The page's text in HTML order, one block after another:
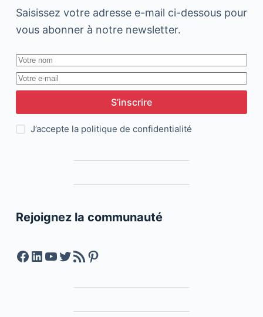
Saisissez votre adresse e-mail ci-dessous pour
vous abonner à notre newsletter.
S’inscrire
J’accepte la politique de confidentialité
Rejoignez la communauté
Facebook
LinkedIn
YouTube
Twitter
Feed RSSPinterest